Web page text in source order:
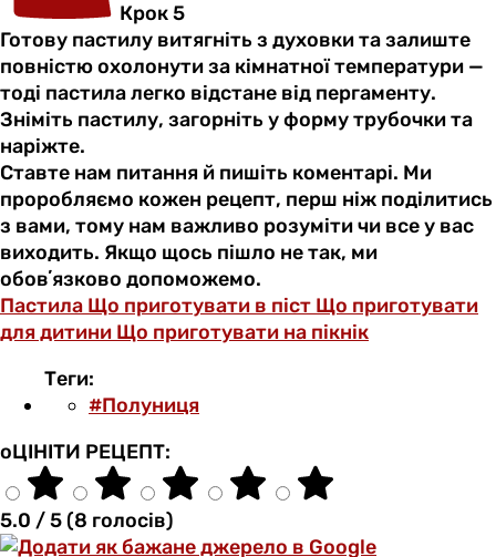
Крок 5
Готову пастилу витягніть з духовки та залиште
повністю охолонути за кімнатної температури —
тоді пастила легко відстане від пергаменту.
Зніміть пастилу, загорніть у форму трубочки та
наріжте.
Ставте нам питання й пишіть коментарі. Ми
проробляємо кожен рецепт, перш ніж поділитись
з вами, тому нам важливо розуміти чи все у вас
виходить. Якщо щось пішло не так, ми
обовʼязково допоможемо.
Пастила Що приготувати в піст Що приготувати
для дитини Що приготувати на пікнік
Теги:
#Полуниця
оЦІНІТИ РЕЦЕПТ:
5.0 / 5 (8 голосів)